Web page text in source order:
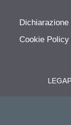
Cookie Policy